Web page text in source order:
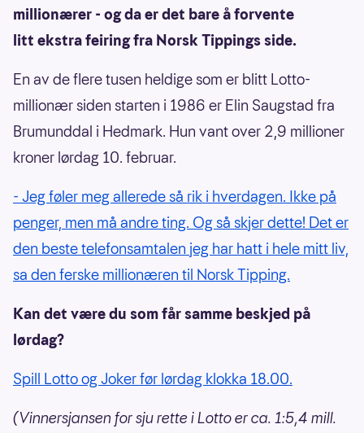
millionærer - og da er det bare å forvente
litt ekstra feiring fra Norsk Tippings side.
En av de flere tusen heldige som er blitt Lotto-
millionær siden starten i 1986 er Elin Saugstad fra
Brumunddal i Hedmark. Hun vant over 2,9 millioner
kroner lørdag 10. februar.
- Jeg føler meg allerede så rik i hverdagen. Ikke på
penger, men må andre ting. Og så skjer dette! Det er
den beste telefonsamtalen jeg har hatt i hele mitt liv,
sa den ferske millionæren til Norsk Tipping.
Kan det være du som får samme beskjed på
lørdag?
Spill Lotto og Joker før lørdag klokka 18.00.
(Vinnersjansen for sju rette i Lotto er ca. 1:5,4 mill.